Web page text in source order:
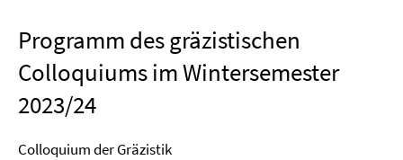
Programm des gräzistischen
Colloquiums im Wintersemester
2023/24
Colloquium der Gräzistik